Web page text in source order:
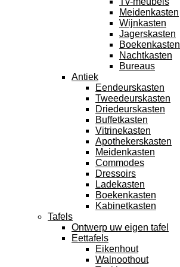
Meidenkasten
Wijnkasten
Jagerskasten
Boekenkasten
Nachtkasten
Bureaus
Antiek
Eendeurskasten
Tweedeurskasten
Driedeurskasten
Buffetkasten
Vitrinekasten
Apothekerskasten
Meidenkasten
Commodes
Dressoirs
Ladekasten
Boekenkasten
Kabinetkasten
Tafels
Ontwerp uw eigen tafel
Eettafels
Eikenhout
Walnoothout